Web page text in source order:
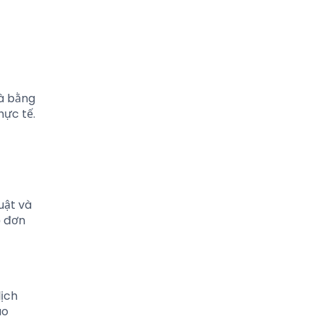
bằng
tế.
và
đơn